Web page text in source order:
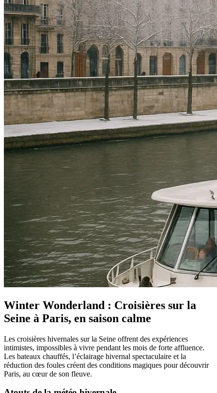
Winter Wonderland : Croisières sur la
Seine à Paris, en saison calme
Les croisières hivernales sur la Seine offrent des expériences
intimistes, impossibles à vivre pendant les mois de forte affluence.
Les bateaux chauffés, l’éclairage hivernal spectaculaire et la
réduction des foules créent des conditions magiques pour découvrir
Paris, au cœur de son fleuve.